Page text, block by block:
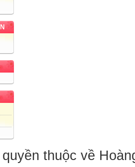
quyền thuộc về